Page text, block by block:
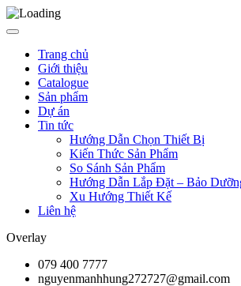
Trang chủ
Giới thiệu
Catalogue
Sản phẩm
Dự án
Tin tức
Hướng Dẫn Chọn Thiết Bị
Kiến Thức Sản Phẩm
So Sánh Sản Phẩm
Hướng Dẫn Lắp Đặt – Bảo
Xu Hướng Thiết Kế
Liên hệ
Overlay
079 400 7777
nguyenmanhhung272727@gmail.com